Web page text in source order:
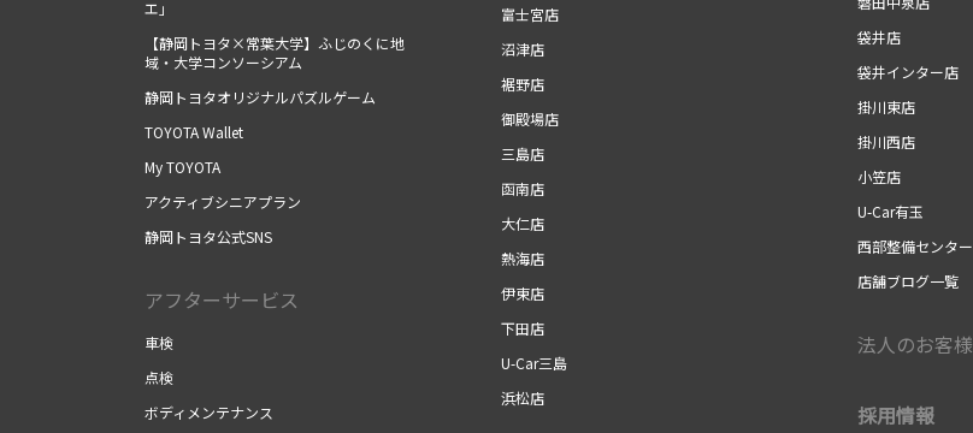
エ」
【静岡トヨタ×常葉大学】ふじのくに地
域・大学コンソーシアム
静岡トヨタオリジナルパズルゲーム
TOYOTA Wallet
My TOYOTA
アクティブシニアプラン
静岡トヨタ公式SNS
アフターサービス
車検
点検
ボディメンテナンス
富士宮店
沼津店
裾野店
御殿場店
三島店
函南店
大仁店
熱海店
伊東店
下田店
U-Car三島
浜松店
袋井店
袋井インター店
掛川東店
掛川西店
小笠店
U-Car有玉
西部整備センター
店舗ブログ一覧
法人のお客様
採用情報